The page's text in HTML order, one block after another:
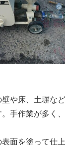
や床、土塀な
手作業が多く
面を塗って仕